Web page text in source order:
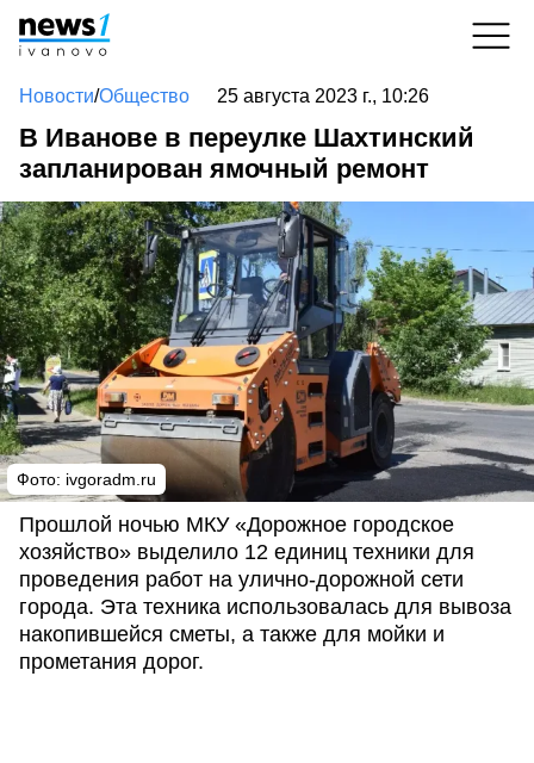
Новости/Общество 25 августа 2023 г., 10:26
В Иванове в переулке Шахтинский
запланирован ямочный ремонт
Фото: ivgoradm.ru
Прошлой ночью МКУ «Дорожное городское
хозяйство» выделило 12 единиц техники для
проведения работ на улично-дорожной сети
города. Эта техника использовалась для вывоза
накопившейся сметы, а также для мойки и
прометания дорог.